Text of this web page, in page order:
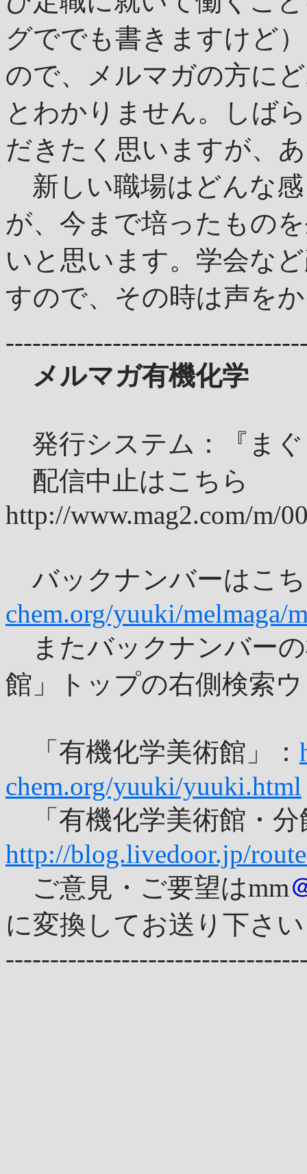
グででも書きますけど
ので、メルマガの方に
とわかりません。しば
だきたく思いますが、
新しい職場はどんな
が、今まで培ったもの
いと思います。学会な
すので、その時は声を
メルマガ有機化学
発行システム：『ま
配信中止はこちら
http://www.mag2.com/m/
バックナンバーはこ
chem.org/yuuki/melmaga/
またバックナンバー
館」トップの右側検索
「有機化学美術館」：
chem.org/yuuki/yuuki.html
「有機化学美術館・分
http://blog.livedoor.jp/
ご意見・ご要望はmm
に変換してお送り下さ